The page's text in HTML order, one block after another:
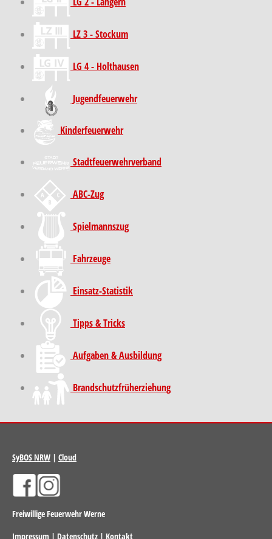
LZ 3 - Stockum
LG 4 - Holthausen
Jugendfeuerwehr
Kinder­feuer­wehr
Stadt­feuer­wehr­verband
ABC-Zug
Spielmannszug
Fahrzeuge
Einsatz-Statistik
Tipps & Tricks
Aufgaben & Ausbildung
Brand­schutz­früh­erziehung
SyBOS NRW | Cloud
Freiwillige Feuerwehr Werne
Impressum | Datenschutz | Kontakt